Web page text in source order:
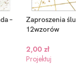
–
Zaproszenia
12wzorów
2,00 zł
Projektuj